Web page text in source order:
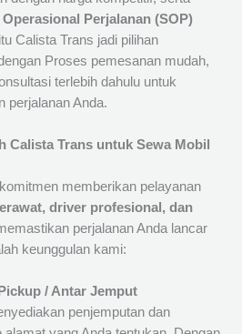
Perjalanan (SOP)
Calista Trans jadi pilihan
Proses pemesanan mudah,
terlebih dahulu untuk
perjalanan Anda.
Calista Trans untuk Sewa Mobil
memberikan pelayanan
driver profesional, dan
perjalanan Anda lancar
keunggulan kami:
/ Antar Jemput
penjemputan dan